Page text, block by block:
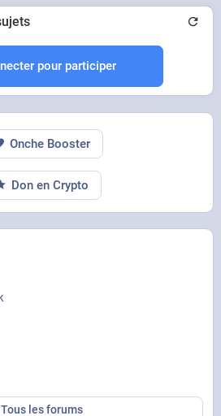
pour participer
Tous les forums
Onche Booster
Don en Crypto